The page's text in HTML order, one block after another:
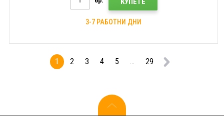
3-7 РАБОТНИ ДНИ
1 2 3 4 5 ... 29